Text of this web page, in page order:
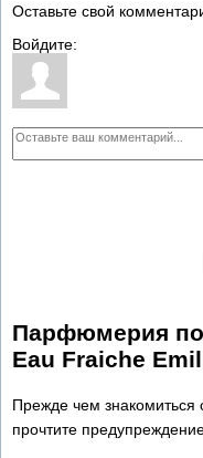
Оставьте свой
Войдите:
Парфюмерия
Eau Fraiche
Прежде чем знакомиться
прочтите